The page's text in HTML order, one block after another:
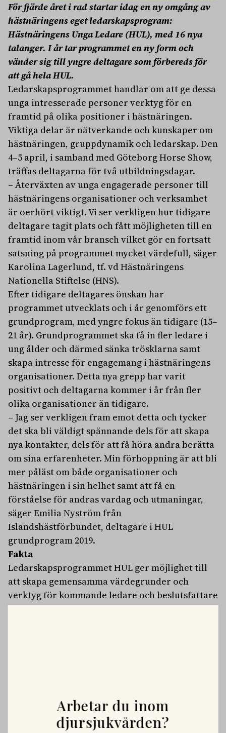
För fjärde året i rad startar idag en ny omgång av
hästnäringens eget ledarskapsprogram:
Hästnäringens Unga Ledare (HUL), med 16 nya
talanger. I år tar programmet en ny form och
vänder sig till yngre deltagare som förbereds för
att gå hela HUL.
Ledarskapsprogrammet handlar om att ge dessa
unga intresserade personer verktyg för en
framtid på olika positioner i hästnäringen.
Viktiga delar är nätverkande och kunskaper om
hästnäringen, gruppdynamik och ledarskap. Den
4–5 april, i samband med Göteborg Horse Show,
träffas deltagarna för två utbildningsdagar.
– Återväxten av unga engagerade personer till
hästnäringens organisationer och verksamhet
är oerhört viktigt. Vi ser verkligen hur tidigare
deltagare tagit plats och fått möjligheten till en
framtid inom vår bransch vilket gör en fortsatt
satsning på programmet mycket värdefull, säger
Karolina Lagerlund, tf. vd Hästnäringens
Nationella Stiftelse (HNS).
Efter tidigare deltagares önskan har
programmet utvecklats och i år genomförs ett
grundprogram, med yngre fokus än tidigare (15–
21 år). Grundprogrammet ska få in fler ledare i
ung ålder och därmed sänka trösklarna samt
skapa intresse för engagemang i hästnäringens
organisationer. Detta nya grepp har varit
positivt och deltagarna kommer i år från fler
olika organisationer än tidigare.
– Jag ser verkligen fram emot detta och tycker
det ska bli väldigt spännande dels för att skapa
nya kontakter, dels för att få höra andra berätta
om sina erfarenheter. Min förhoppning är att bli
mer påläst om både organisationer och
hästnäringen i sin helhet samt att få en
förståelse för andras vardag och utmaningar,
säger Emilia Nyström från
Islandshästförbundet, deltagare i HUL
grundprogram 2019.
Fakta
Ledarskapsprogrammet HUL ger möjlighet till
att skapa gemensamma värdegrunder och
verktyg för kommande ledare och beslutsfattare
i hästnäringen och dess organisationer. Tidigare
Vi befinner oss i en mycket spännande fas. Rembackens
Djursjukhus – Uppsalas ledande djursjukhus – expanderar
nu sin specialistverksamhet och söker legitimerade
HELTID PLATS: UPPSALA
Arbetar du inom
djursjukvården?